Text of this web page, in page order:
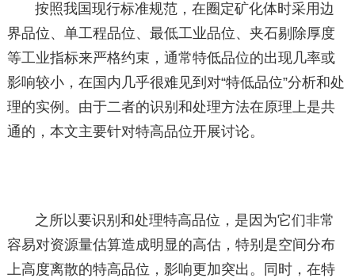
按照我国现行标准规范，在圈定矿化体时采用边
界品位、单工程品位、最低工业品位、夹石剔除厚度
等工业指标来严格约束，通常特低品位的出现几率或
影响较小，在国内几乎很难见到对“特低品位”分析和处
理的实例。由于二者的识别和处理方法在原理上是共
通的，本文主要针对特高品位开展讨论。
之所以要识别和处理特高品位，是因为它们非常
容易对资源量估算造成明显的高估，特别是空间分布
上高度离散的特高品位，影响更加突出。同时，在特